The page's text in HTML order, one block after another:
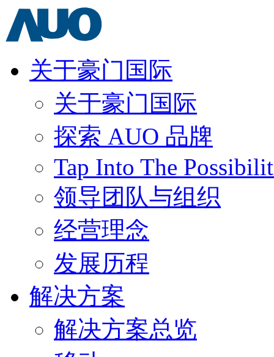
关于豪门国际
关于豪门国际
探索 AUO 品牌
Tap Into The
领导团队与组织
经营理念
发展历程
解决方案
解决方案总览